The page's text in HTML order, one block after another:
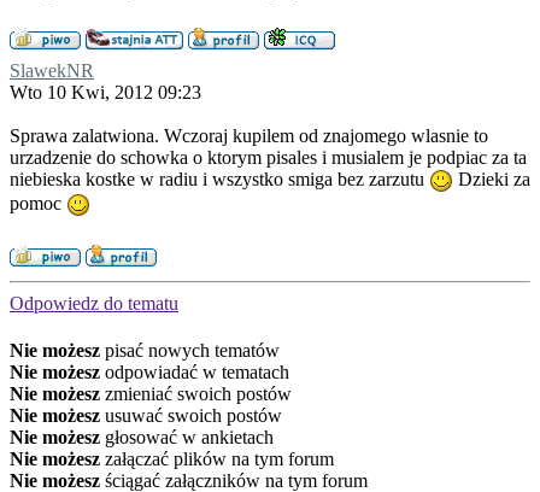
SlawekNR
Wto 10 Kwi, 2012 09:23
Sprawa zalatwiona. Wczoraj kupilem od znajomego wlasnie to
urzadzenie do schowka o ktorym pisales i musialem je podpiac za ta
niebieska kostke w radiu i wszystko smiga bez zarzutu
Dzieki za
pomoc
Odpowiedz do tematu
Nie możesz pisać nowych tematów
Nie możesz odpowiadać w tematach
Nie możesz zmieniać swoich postów
Nie możesz usuwać swoich postów
Nie możesz głosować w ankietach
Nie możesz załączać plików na tym forum
Nie możesz ściągać załączników na tym forum